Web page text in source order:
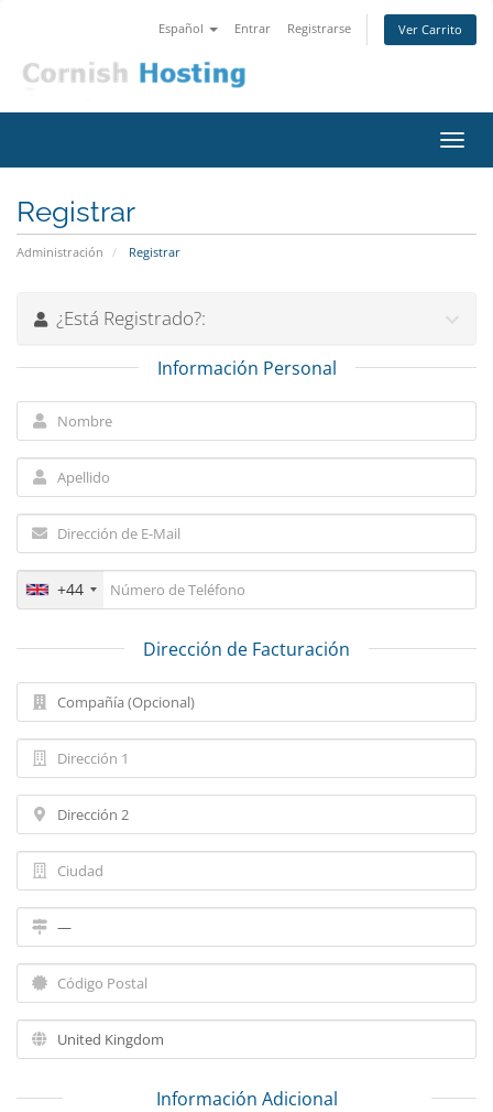
Español Entrar Registrarse Ver Carrito
Registrar
Administración Registrar
¿Está Registrado?:
Información Personal
+44
Dirección de Facturación
Información Adicional